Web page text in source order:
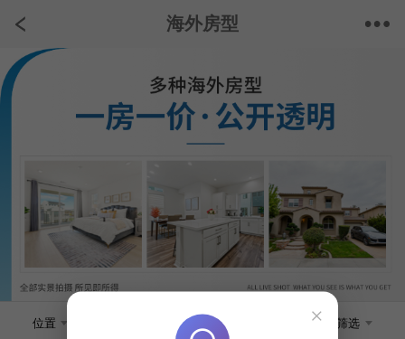
海外房型
位置 筛选
×